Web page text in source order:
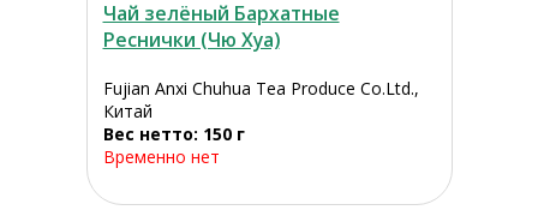
Чай зелёный Бархатные
Реснички (Чю Хуа)
Fujian Anxi Chuhua Tea Produce Co.Ltd.,
Китай
Вес нетто: 150 г
Временно нет